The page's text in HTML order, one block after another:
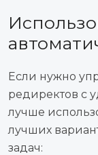
Если нужно
редиректов с
лучше
лучших
задач: